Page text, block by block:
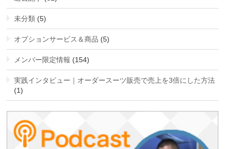
未分類 (5)
オプションサービス＆商品 (5)
メンバー限定情報 (154)
実践インタビュー｜オーダースーツ販売で売上を3倍にした方法
(1)